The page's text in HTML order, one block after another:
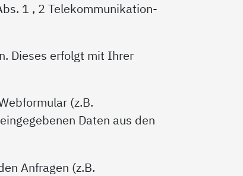
1 , 2 Telekommunikation-
Dieses erfolgt mit Ihrer
(z.B.
Daten aus den
Anfragen (z.B.